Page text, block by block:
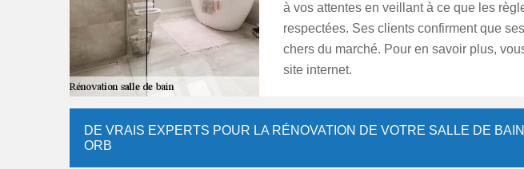
à vos attentes en veillant à ce que les
respectées. Ses clients confirment que
chers du marché. Pour en savoir plus,
site internet.
DE VRAIS EXPERTS POUR LA RÉNOVATION DE VOTRE SALLE DE
ORB